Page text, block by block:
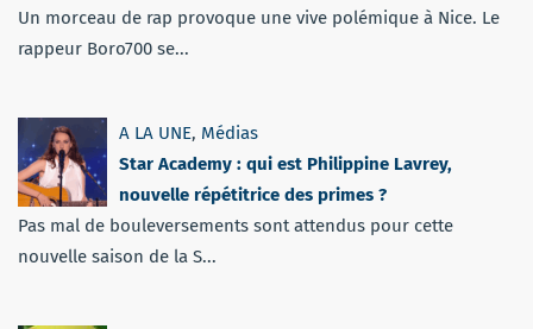
Un morceau de rap provoque une vive polémique à Nice. Le
rappeur Boro700 se...
A LA UNE, Médias
Star Academy : qui est Philippine Lavrey,
nouvelle répétitrice des primes ?
Pas mal de bouleversements sont attendus pour cette
nouvelle saison de la S...